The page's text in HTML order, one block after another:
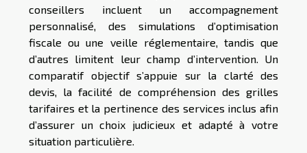
conseillers incluent un accompagnement
personnalisé, des simulations d’optimisation
fiscale ou une veille réglementaire, tandis que
d’autres limitent leur champ d’intervention. Un
comparatif objectif s’appuie sur la clarté des
devis, la facilité de compréhension des grilles
tarifaires et la pertinence des services inclus afin
d’assurer un choix judicieux et adapté à votre
situation particulière.